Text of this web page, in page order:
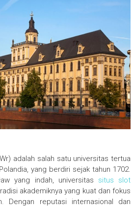
adalah salah satu universitas tertua
yang berdiri sejak tahun 1702.
yang indah, universitas situs slot
akademiknya yang kuat dan fokus
Dengan reputasi internasional dan